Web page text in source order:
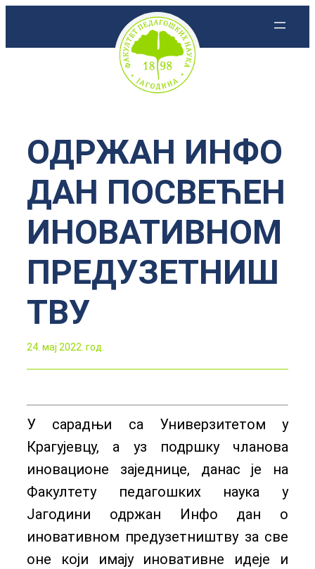
ОДРЖАН ИНФО
ДАН ПОСВЕЋЕН
ИНОВАТИВНОМ
ПРЕДУЗЕТНИШ
ТВУ
24. мај 2022. год.
У сарадњи са Универзитетом у
Крагујевцу, а уз подршку чланова
иновационе заједнице, данас је на
Факултету педагошких наука у
Јагодини одржан Инфо дан о
иновативном предузетништву за све
оне који имају иновативне идеје и